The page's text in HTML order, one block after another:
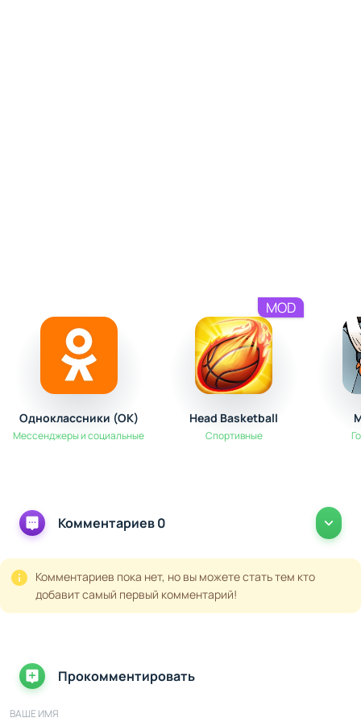
Одноклассники (OK)
Мессенджеры и социальные
Head Basketball
Спортивные
MOD
Комментариев 0
Комментариев пока нет, но вы можете стать тем кто
добавит самый первый комментарий!
Прокомментировать
ВАШЕ ИМЯ